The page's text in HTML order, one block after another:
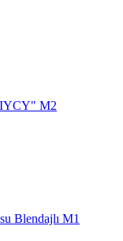
M2
Blendajlı M1